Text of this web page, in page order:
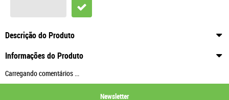
Descrição do Produto
Informações do Produto
Carregando comentários ...
Newsletter